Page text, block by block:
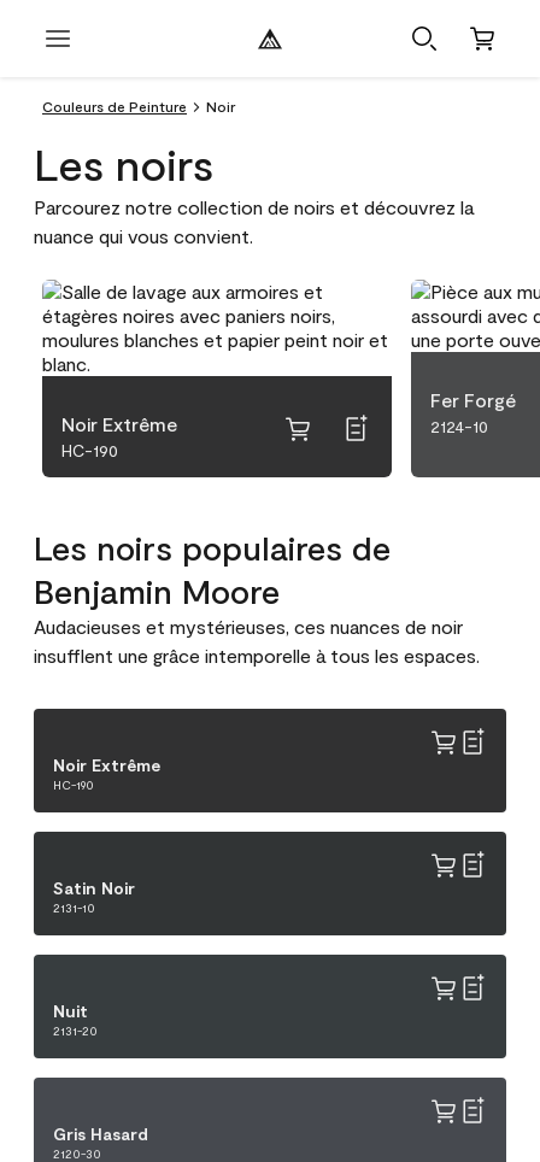
Couleurs de Peinture Noir
Les noirs
Parcourez notre collection de noirs et découvrez la
nuance qui vous convient.
Noir Extrême
HC-190
Fer Forgé
2124-10
Les noirs populaires de
Benjamin Moore
Audacieuses et mystérieuses, ces nuances de noir
insufflent une grâce intemporelle à tous les espaces.
Noir Extrême
HC-190
Satin Noir
2131-10
Nuit
2131-20
Gris Hasard
2120-30